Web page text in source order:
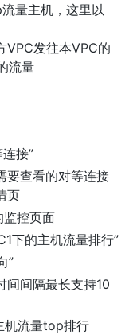
量主机，这里以
VPC发往本VPC的
流量
接”
要查看的对等连接
页
监控页面
下的主机流量排行”
”
间间隔最长支持10
机流量top排行